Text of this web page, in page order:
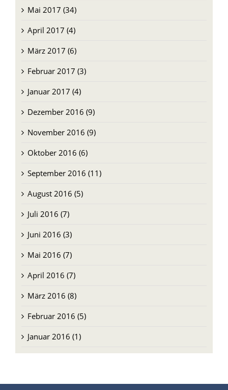
Mai 2017 (34)
April 2017 (4)
März 2017 (6)
Februar 2017 (3)
Januar 2017 (4)
Dezember 2016 (9)
November 2016 (9)
Oktober 2016 (6)
September 2016 (11)
August 2016 (5)
Juli 2016 (7)
Juni 2016 (3)
Mai 2016 (7)
April 2016 (7)
März 2016 (8)
Februar 2016 (5)
Januar 2016 (1)